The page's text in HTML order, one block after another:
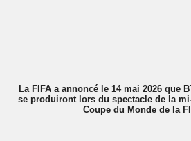
La FIFA a annoncé le 14 mai 2026 que
se produiront lors du spectacle de la
Coupe du Monde de la